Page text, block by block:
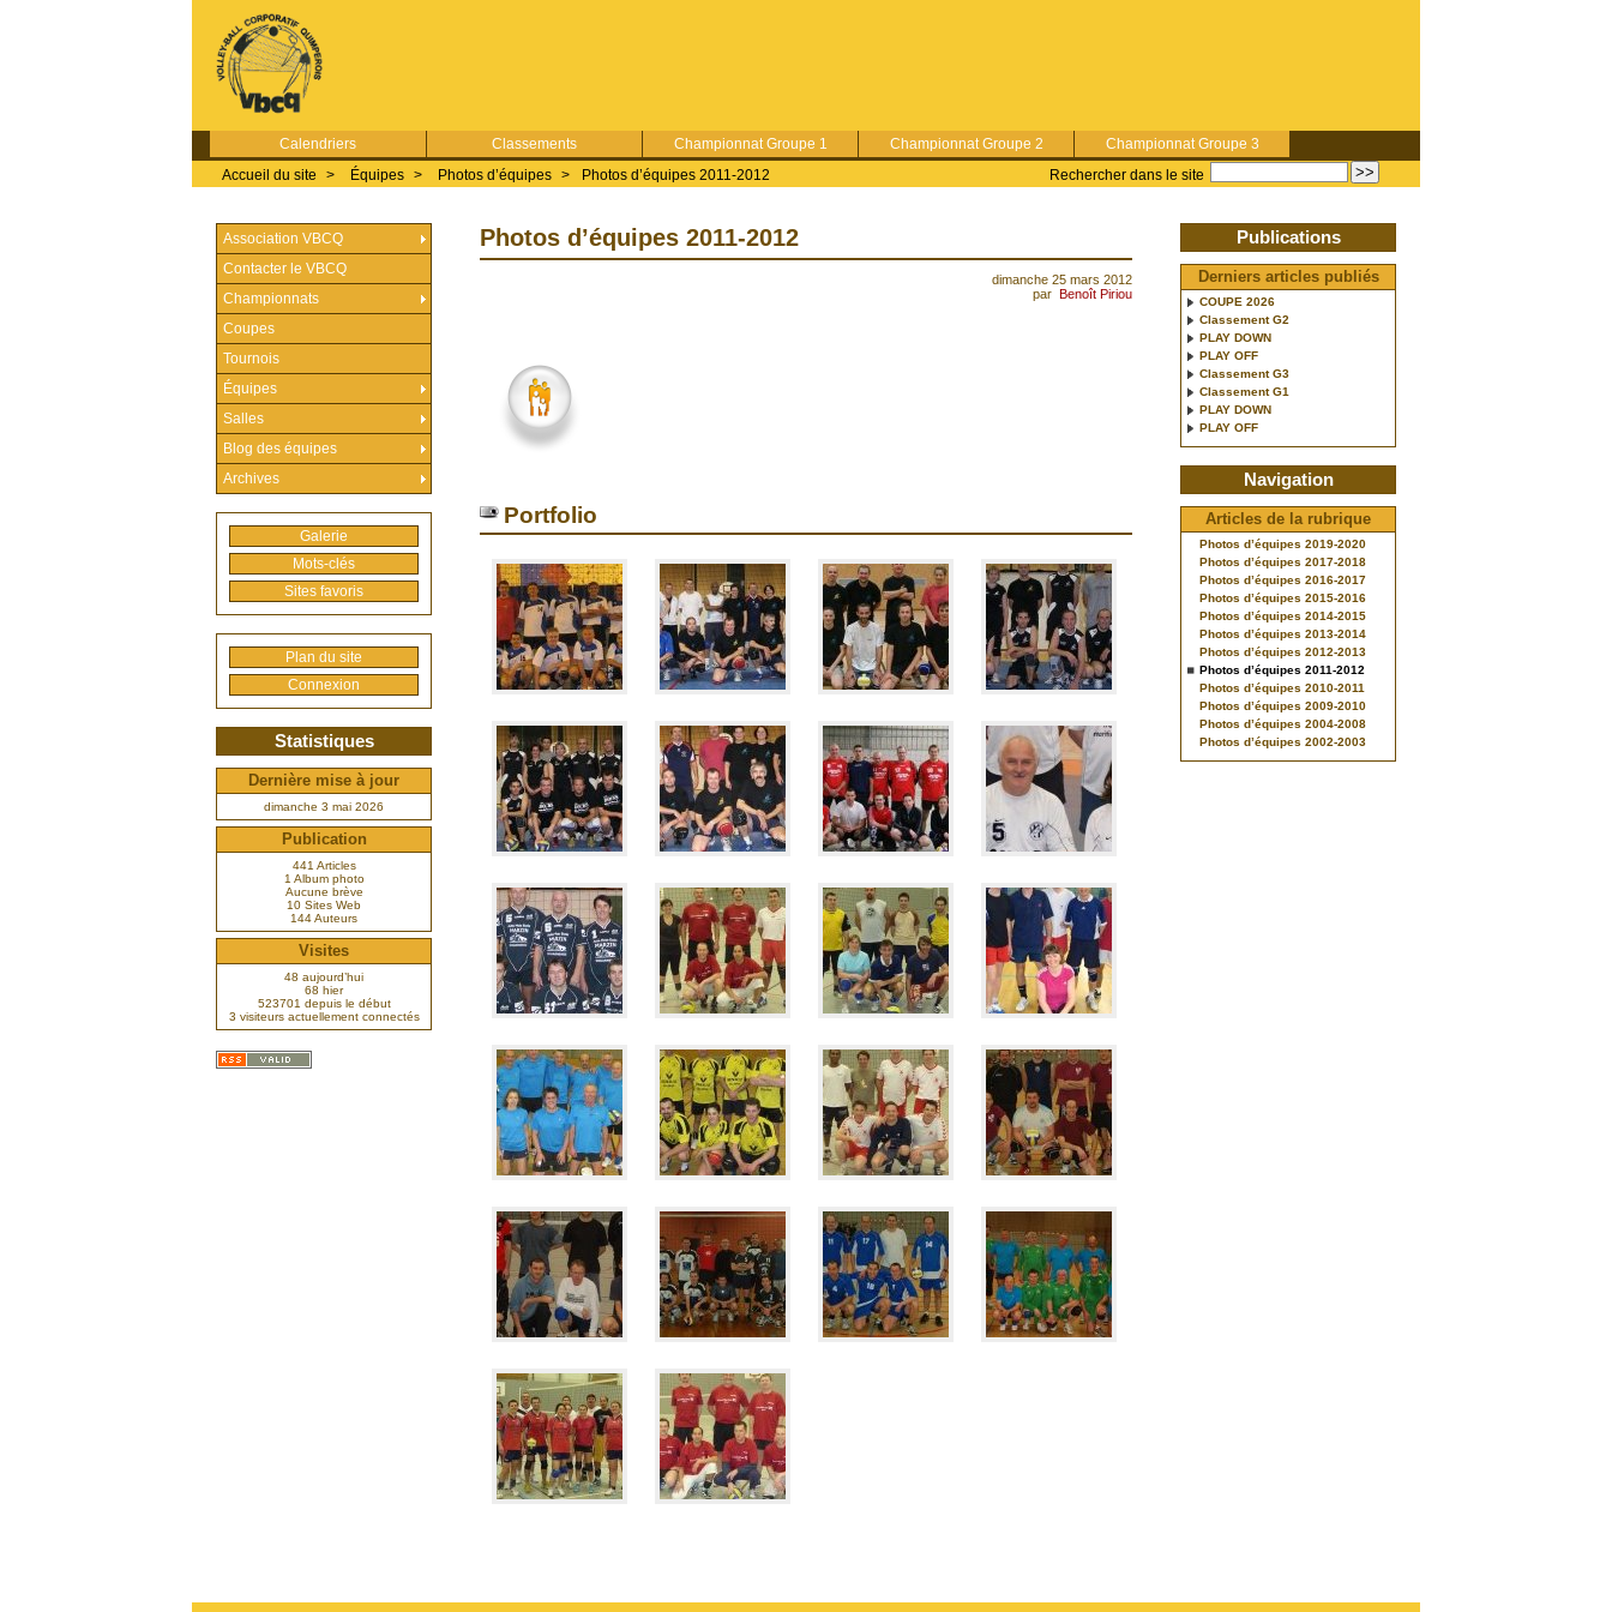
Calendriers Classements Championnat Groupe 1 Championnat Groupe 2
Championnat Groupe 3
Rechercher dans le site
Accueil du site > Équipes > Photos d’équipes > Photos d’équipes 2011-2012
Photos d’équipes 2011-2012
dimanche 25 mars 2012
par Benoît Piriou
Portfolio
Association VBCQ
Contacter le VBCQ
Championnats
Coupes
Tournois
Équipes
Salles
Blog des équipes
Archives
Galerie
Mots-clés
Sites favoris
Plan du site
Connexion
Statistiques
Dernière mise à jour
dimanche 3 mai 2026
Publication
441 Articles
1 Album photo
Aucune brève
10 Sites Web
144 Auteurs
Visites
48 aujourd’hui
68 hier
523701 depuis le début
3 visiteurs actuellement connectés
Publications
Derniers articles publiés
COUPE 2026
Classement G2
PLAY DOWN
PLAY OFF
Classement G3
Classement G1
PLAY DOWN
PLAY OFF
Navigation
Articles de la rubrique
Photos d’équipes 2019-2020
Photos d’équipes 2017-2018
Photos d’équipes 2016-2017
Photos d’équipes 2015-2016
Photos d’équipes 2014-2015
Photos d’équipes 2013-2014
Photos d’équipes 2012-2013
Photos d’équipes 2011-2012
Photos d’équipes 2010-2011
Photos d’équipes 2009-2010
Photos d’équipes 2004-2008
Photos d’équipes 2002-2003